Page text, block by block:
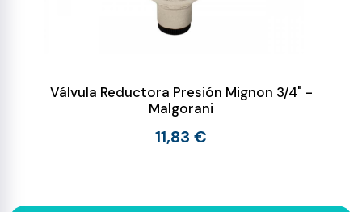
Válvula Reductora Presión Mignon 3/4" -
Malgorani
11,83 €